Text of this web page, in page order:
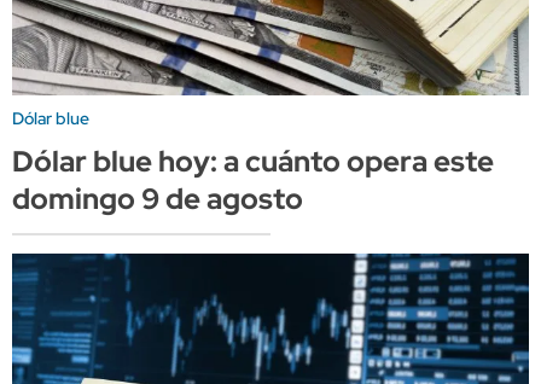
Dólar blue
Dólar blue hoy: a cuánto opera este
domingo 9 de agosto